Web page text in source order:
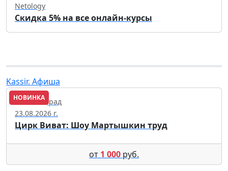
Netology
Скидка 5% на все онлайн-курсы
Kassir. Афиша
НОВИНКА
Калининград
23.08.2026 г.
Цирк Виват: Шоу Мартышкин труд
от 1 000 руб.